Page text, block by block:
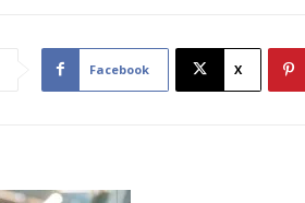
Facebook X